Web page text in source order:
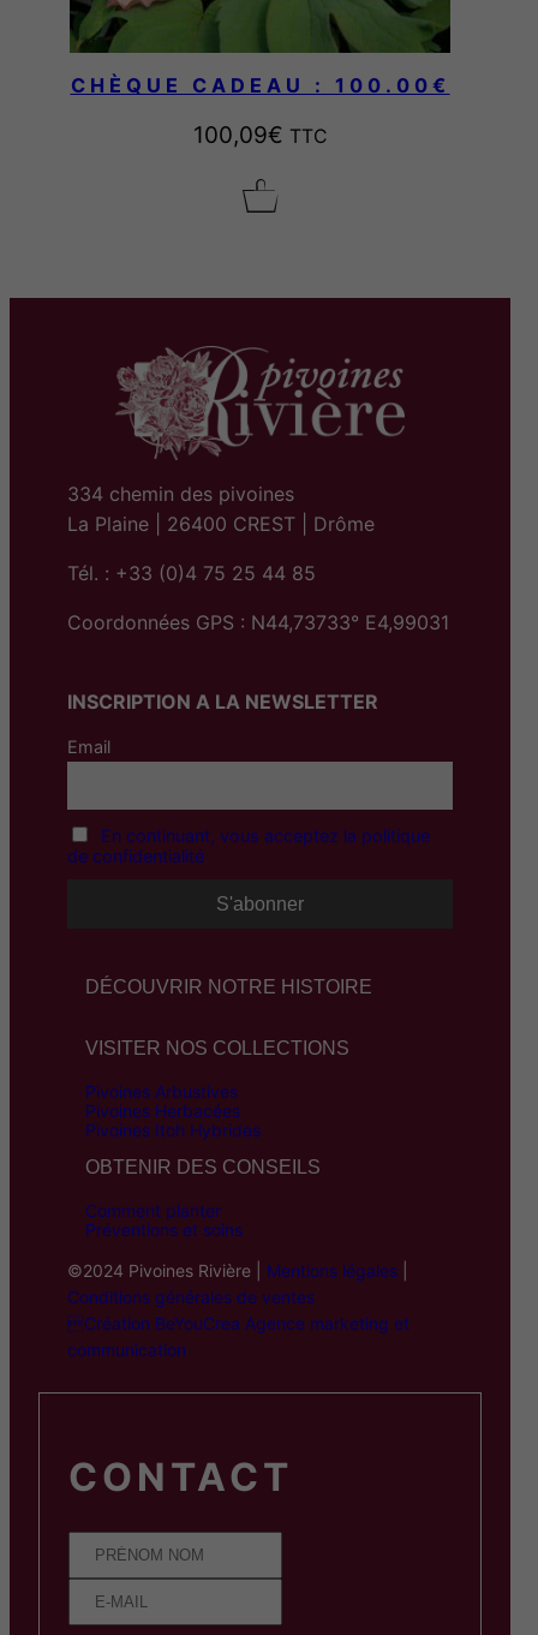
CHÈQUE CADEAU : 100.00€
100,09€ TTC
334 chemin des pivoines
La Plaine | 26400 CREST | Drôme
Tél. : +33 (0)4 75 25 44 85
Coordonnées GPS : N44,73733° E4,99031
INSCRIPTION A LA NEWSLETTER
Email
En continuant, vous acceptez la politique
de confidentialité
DÉCOUVRIR NOTRE HISTOIRE
VISITER NOS COLLECTIONS
Pivoines Arbustives
Pivoines Herbacées
Pivoines Itoh Hybrides
OBTENIR DES CONSEILS
Comment planter
Préventions et soins
©2024 Pivoines Rivière | Mentions légales
Conditions générales de ventes
Création BeYouCrea Agence marketing et
communication
CONTACT